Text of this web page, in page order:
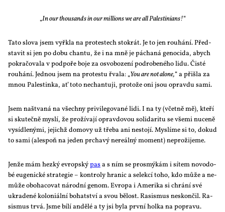
„In our thou­sands in our mil­li­ons we are all Pa­les­ti­ni­ans!“
Ta­to slo­va jsem vy­řkla na pro­tes­tech sto­krát. Je to jen rou­há­ní. Před­
sta­vit si jen po do­bu chan­tu, že i na mně je pácha­ná ge­no­ci­da, abych
po­kra­čo­va­la v pod­po­ře bo­je za osvo­bo­ze­ní podro­be­né­ho li­du. Čis­té
rou­há­ní. Jed­nou jsem na pro­tes­tu řva­la: „You are not alo­ne,“ a při­šla za
mnou Pa­lestin­ka, ať to­to ne­chan­tu­ji, pro­to­že oni jsou oprav­du sa­mi.
Jsem na­štva­ná na všech­ny pri­vi­le­go­va­né li­di. I na ty (včet­ně mě), kte­ří
si sku­teč­ně mys­lí, že pro­ží­va­jí oprav­do­vou so­li­da­ri­tu se vše­mi nu­ce­ně
vy­síd­le­ný­mi, je­jichž do­mo­vy už tře­ba ani ne­sto­jí. Mys­lí­me si to, do­kud
to sa­mi (ale­spoň na je­den pr­cha­vý ne­re­ál­ný mo­ment) ne­pro­ži­je­me.
Jen­že mám hez­ký ev­rop­skýpasa s ním se pro­smý­kám i sí­tem no­vo­do­
bé eu­ge­nic­ké stra­te­gie – kon­t­ro­ly hra­nic a se­lek­cí to­ho, kdo mů­že a ne­
mů­že obo­ha­co­vat ná­rod­ní ge­nom. Ev­ro­pa i Ame­ri­ka si chrá­ní své
ukra­de­né ko­lo­ni­ál­ní bo­hat­ství a svou bě­lost. Ra­sis­mus ne­skon­čil. Ra­
sis­mus tr­vá. Jsme bí­lí an­dě­lé a ty jsi by­la prv­ní hol­ka na po­pra­vu.